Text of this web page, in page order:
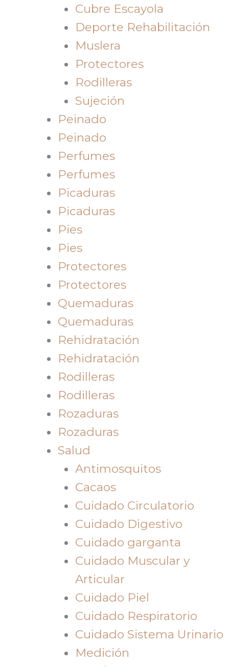
Cubre Escayola
Deporte Rehabilitación
Muslera
Protectores
Rodilleras
Sujeción
Peinado
Peinado
Perfumes
Perfumes
Picaduras
Picaduras
Pies
Pies
Protectores
Protectores
Quemaduras
Quemaduras
Rehidratación
Rehidratación
Rodilleras
Rodilleras
Rozaduras
Rozaduras
Salud
Antimosquitos
Cacaos
Cuidado Circulatorio
Cuidado Digestivo
Cuidado garganta
Cuidado Muscular y
Articular
Cuidado Piel
Cuidado Respiratorio
Cuidado Sistema Urinario
Medición